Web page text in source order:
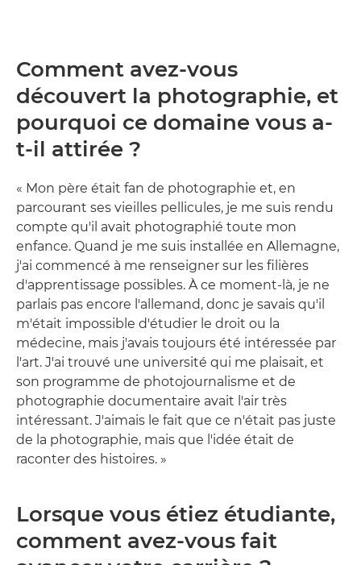
Comment avez-vous
découvert la photographie, et
pourquoi ce domaine vous a-
t-il attirée ?
« Mon père était fan de photographie et, en
parcourant ses vieilles pellicules, je me suis rendu
compte qu'il avait photographié toute mon
enfance. Quand je me suis installée en Allemagne,
j'ai commencé à me renseigner sur les filières
d'apprentissage possibles. À ce moment-là, je ne
parlais pas encore l'allemand, donc je savais qu'il
m'était impossible d'étudier le droit ou la
médecine, mais j'avais toujours été intéressée par
l'art. J'ai trouvé une université qui me plaisait, et
son programme de photojournalisme et de
photographie documentaire avait l'air très
intéressant. J'aimais le fait que ce n'était pas juste
de la photographie, mais que l'idée était de
raconter des histoires. »
Lorsque vous étiez étudiante,
comment avez-vous fait